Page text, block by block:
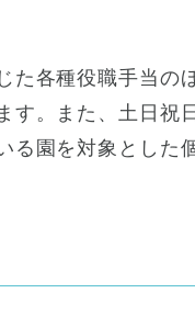
た各種役職手当の
す。また、土日祝
る園を対象とした